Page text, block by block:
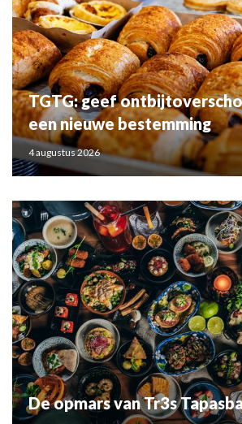
TGTG: geef
een nieuwe bestemming
4 augustus 2026
De opmars van Tr3s